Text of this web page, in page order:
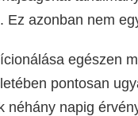
Ez azonban nem
egészen
pontosan
néhány napig